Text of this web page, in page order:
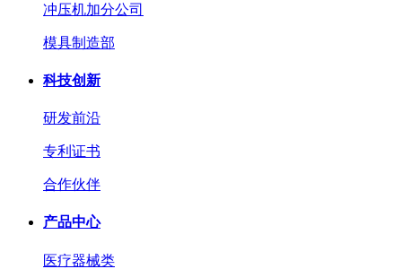
冲压机加分公司
模具制造部
科技创新
研发前沿
专利证书
合作伙伴
产品中心
医疗器械类